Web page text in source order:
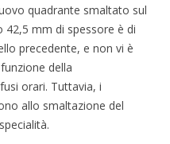
quadrante smaltato sul
mm di spessore è di
precedente, e non vi è
della
orari. Tuttavia, i
allo smaltazione del